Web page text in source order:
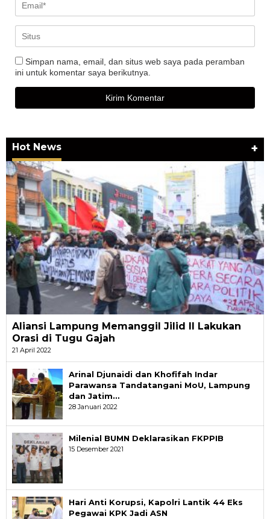
Simpan nama, email, dan situs web saya pada peramban
ini untuk komentar saya berikutnya.
Hot News +
Aliansi Lampung Memanggil Jilid II Lakukan
Orasi di Tugu Gajah
21 April 2022
Arinal Djunaidi dan Khofifah Indar
Parawansa Tandatangani MoU, Lampung
dan Jatim…
28 Januari 2022
Milenial BUMN Deklarasikan FKPPIB
15 Desember 2021
Hari Anti Korupsi, Kapolri Lantik 44 Eks
Pegawai KPK Jadi ASN